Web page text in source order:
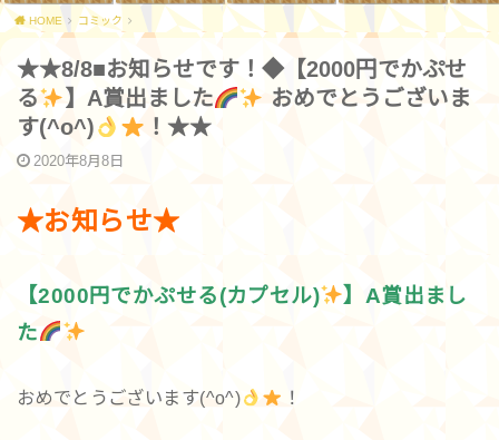
HOME コミック
★★8/8■お知らせです！◆【2000円でかぷせ
る
】A賞出ました
おめでとうございま
す(^o^)
！★★
2020年8月8日
★お知らせ★
【2000円でかぷせる(カプセル)
】A賞出まし
た
おめでとうございます(^o^) ！